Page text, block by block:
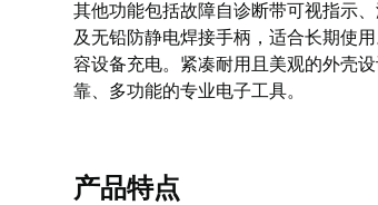
其他功能包括故障自诊断带可视指示
及无铅防静电焊接手柄，适合长期使
容设备充电。紧凑耐用且美观的外壳
靠、多功能的专业电子工具。
产品特点